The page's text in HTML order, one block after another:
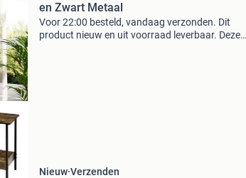
en Zwart Metaal
Voor 22:00 besteld, vandaag verzonden. Dit
product nieuw en uit voorraad leverbaar. Deze
Nieuw Verzenden